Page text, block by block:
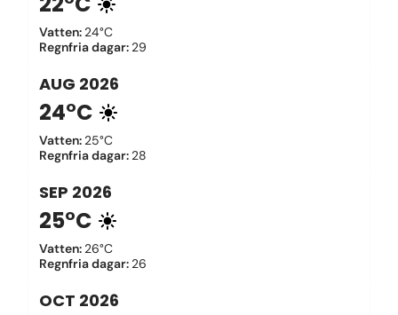
Vatten: 24°C
Regnfria dagar: 29
AUG 2026
24°C
Vatten: 25°C
Regnfria dagar: 28
SEP 2026
25°C
Vatten: 26°C
Regnfria dagar: 26
OCT 2026